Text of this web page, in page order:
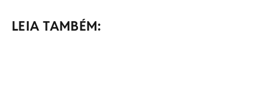
LEIA TAMBÉM: